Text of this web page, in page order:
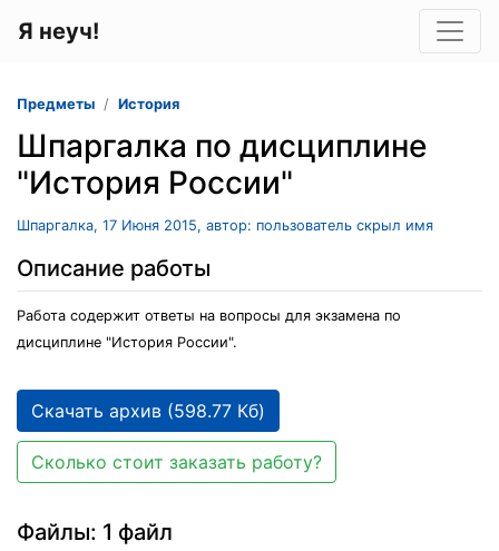
Я неуч!
Предметы История
Шпаргалка по дисциплине
"История России"
Шпаргалка, 17 Июня 2015, автор: пользователь скрыл имя
Описание работы
Работа содержит ответы на вопросы для экзамена по
дисциплине "История России".
Скачать архив (598.77 Кб)
Сколько стоит заказать работу?
Файлы: 1 файл